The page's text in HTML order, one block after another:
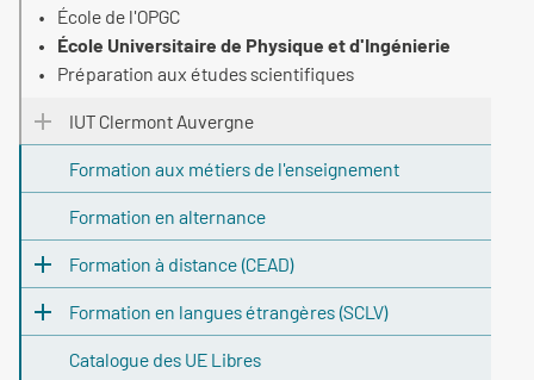
École de l'OPGC
École Universitaire de Physique et d'Ingénierie
Préparation aux études scientifiques
IUT Clermont Auvergne
Formation aux métiers de l'enseignement
Formation en alternance
Formation à distance (CEAD)
Formation en langues étrangères (SCLV)
Catalogue des UE Libres